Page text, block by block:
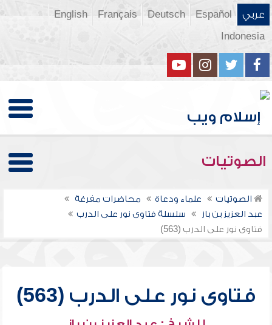
عربي Español
Deutsch
Français
English
Indonesia
الصوتيات
الصوتيات علماء ودعاة
محاضرات مفرغة
عبد العزيز بن باز
سلسلة فتاوى نور على الدرب
فتاوى نور على الدرب (563)
فتاوى نور على الدرب (563)